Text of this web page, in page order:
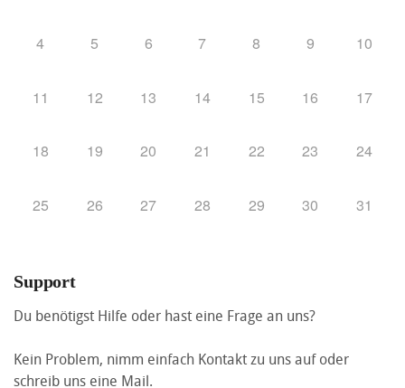
4 5 6 7 8 9 10
11 12 13 14 15 16 17
18 19 20 21 22 23 24
25 26 27 28 29 30 31
Support
Du benötigst Hilfe oder hast eine Frage an uns?
Kein Problem, nimm einfach Kontakt zu uns auf oder
schreib uns eine Mail.